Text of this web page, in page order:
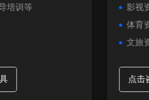
培训等
影视
体育
文旅
点击